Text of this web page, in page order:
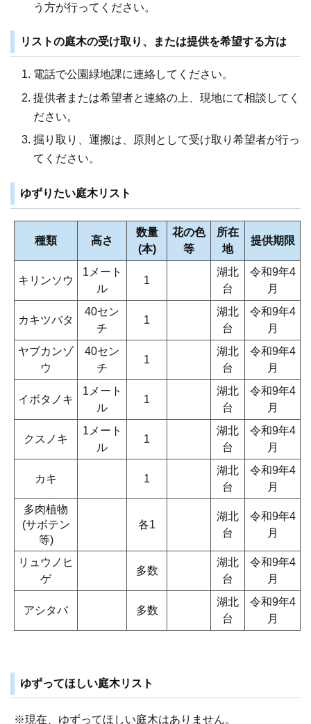
う方が行ってください。
リストの庭木の受け取り、または提供を希望する方は
電話で公園緑地課に連絡してください。
提供者または希望者と連絡の上、現地にて相談してく
ださい。
掘り取り、運搬は、原則として受け取り希望者が行っ
てください。
ゆずりたい庭木リスト
種類 高さ
数量
(本)
花の色
等
所在
地
提供期限
キリンソウ
1メート
ル
1
湖北
台
令和9年4
月
カキツバタ
40セン
チ
1
湖北
台
令和9年4
月
ヤブカンゾ
ウ
40セン
チ
1
湖北
台
令和9年4
月
イボタノキ
1メート
ル
1
湖北
台
令和9年4
月
クスノキ
1メート
ル
1
湖北
台
令和9年4
月
カキ 1
湖北
台
令和9年4
月
多肉植物
(サボテン
等)
各1
湖北
台
令和9年4
月
リュウノヒ
ゲ
多数
湖北
台
令和9年4
月
アシタバ 多数
湖北
台
令和9年4
月
ゆずってほしい庭木リスト
※現在、ゆずってほしい庭木はありません。